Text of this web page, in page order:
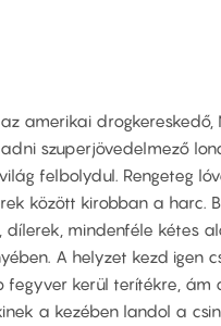
amerikai drogkereskedő,
szuperjövedelmező
felbolydul. Rengeteg
között kirobban a harc.
dílerek, mindenféle kétes
A helyzet kezd igen
kerül terítékre, ám
a kezében landol a